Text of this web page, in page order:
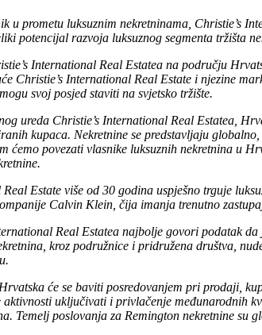
u prometu luksuznim nekretninama, Christie’s
potencijal razvoja luksuznog segmenta tržišta
International Real Estatea na području
Christie’s International Real Estate i njezine
svoj posjed staviti na svjetsko tržište.
ureda Christie’s International Real Estatea,
kupaca. Nekretnine se predstavljaju
ćemo povezati vlasnike luksuznih nekretnina u
Real Estate više od 30 godina uspješno trguje
Calvin Klein, čija imanja trenutno
Real Estatea najbolje govori podatak
kroz podružnice i pridružena društva,
će se baviti posredovanjem pri prodaji,
aktivnosti uključivati i privlačenje međunarodnih
Temelj poslovanja za Remington nekretnine su